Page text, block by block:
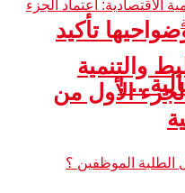
تأكيد
.. !
والتنمية
الأول من